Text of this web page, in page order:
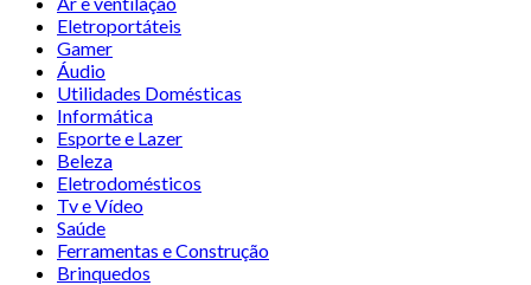
Eletroportáteis
Gamer
Áudio
Utilidades Domésticas
Informática
Esporte e Lazer
Beleza
Eletrodomésticos
Tv e Vídeo
Saúde
Ferramentas e Construção
Brinquedos